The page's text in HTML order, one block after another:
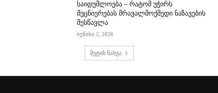
საიდუმლოება – რატომ უჭირს
მეცნიერებას მრავალმოქმედი ნაზავების
შესწავლა
ივნისი 2, 2026
მეტის ნახვა